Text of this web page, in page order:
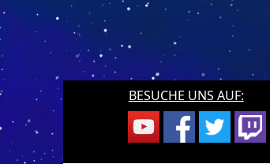
BESUCHE UNS AUF: